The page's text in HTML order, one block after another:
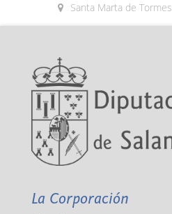
Santa Marta de Tormes
La Corporación